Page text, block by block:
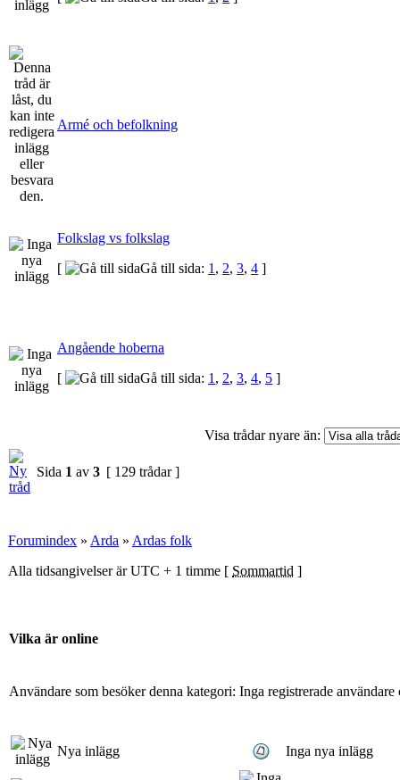
Armé och befolkning
Folkslag vs folkslag
[
Gå till sida: 1 , 2, 3, 4 ]
Angående hoberna
[
Gå till sida: 1 , 2, 3, 4, 5 ]
Visa trådar nyare än:
Sida 1 av 3 [ 129 trådar ]
Forumindex » Arda » Ardas folk
Alla tidsangivelser är UTC + 1 timme [ Sommartid ]
Vilka är online
Användare som besöker denna kategori: Inga registrerade användare
Nya inlägg Inga nya inlägg